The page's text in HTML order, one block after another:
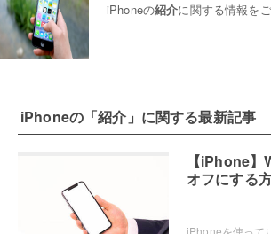
iPhoneの紹介に関する情報を
iPhoneの「紹介 」に関する最新記事
【iPhone
オフにする